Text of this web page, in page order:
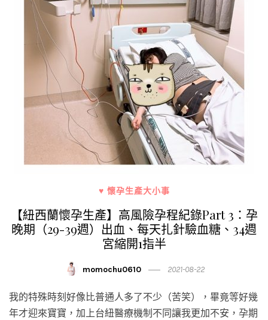
♥ 懷孕生產大小事
【紐西蘭懷孕生產】高風險孕程紀錄Part 3：孕
晚期（29-39週）出血、每天扎針驗血糖、34週
宮縮開1指半
momochu0610 2021-08-22
我的特殊時刻好像比普通人多了不少（苦笑），畢竟等好幾
年才迎來寶寶，加上台紐醫療機制不同讓我更加不安，孕期